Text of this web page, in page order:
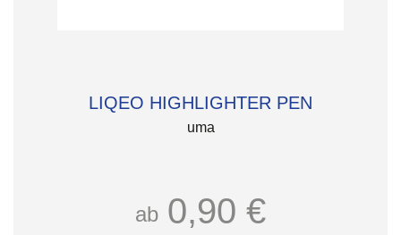
LIQEO HIGHLIGHTER PEN
uma
ab 0,90 €